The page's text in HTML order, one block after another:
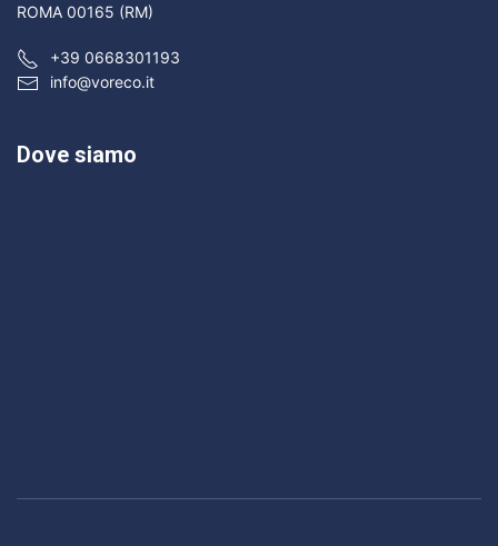
ROMA 00165 (RM)
+39 0668301193
info@voreco.it
Dove siamo